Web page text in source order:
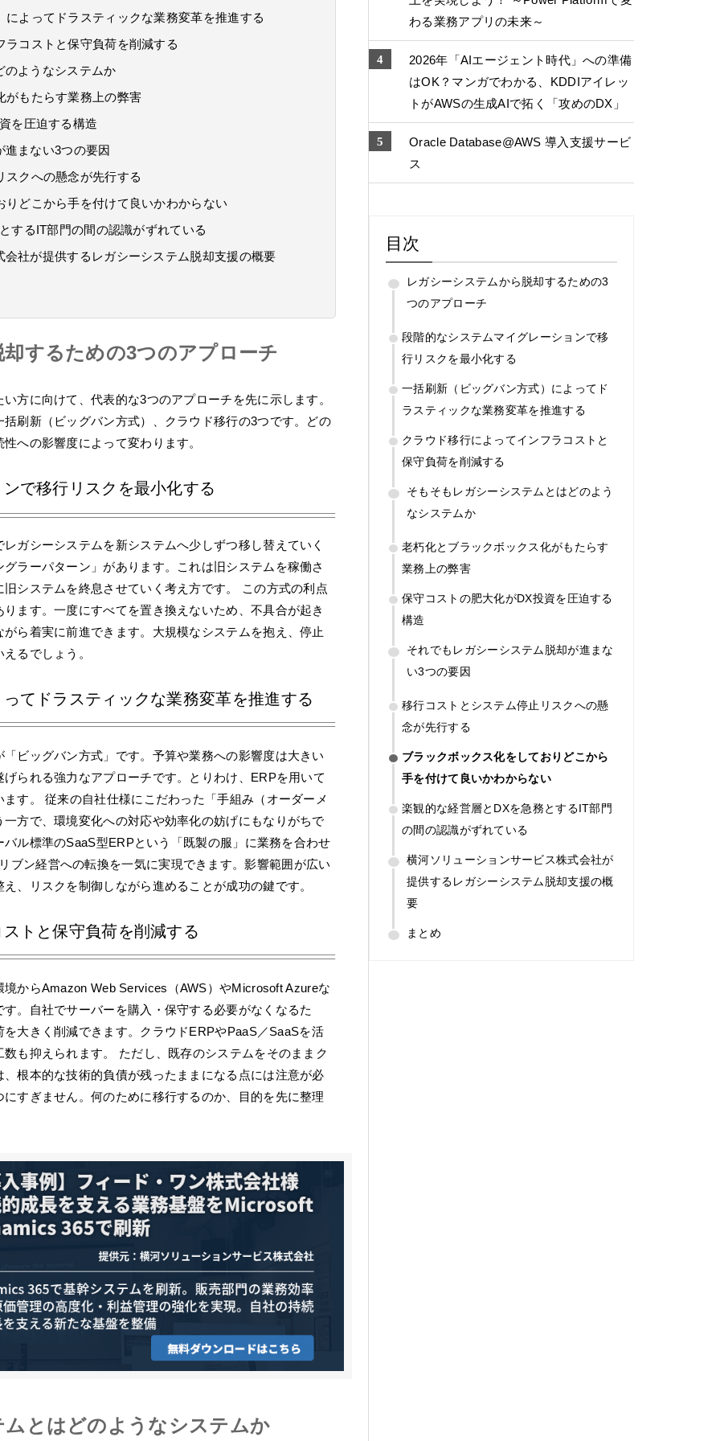
よってドラスティックな業務変革を推進する
コストと保守負荷を削減する
のようなシステムか
がもたらす業務上の弊害
を圧迫する構造
進まない3つの要因
スクへの懸念が先行する
どこから手を付けて良いかわからない
するIT部門の間の認識がずれている
社が提供するレガシーシステム脱却支援の概要
するための3つのアプローチ
方に向けて、代表的な3つのアプローチを先に示します。
刷新（ビッグバン方式）、クラウド移行の3つです。どの
への影響度によって変わります。
で移行リスクを最小化する
ガシーシステムを新システムへ少しずつ移し替えていく
ラーパターン」があります。これは旧システムを稼働さ
システムを終息させていく考え方です。 この方式の利点
ます。一度にすべてを置き換えないため、不具合が起き
ら着実に前進できます。大規模なシステムを抱え、停止
るでしょう。
てドラスティックな業務変革を推進する
ビッグバン方式」です。予算や業務への影響度は大きい
られる強力なアプローチです。とりわけ、ERPを用いて
す。 従来の自社仕様にこだわった「手組み（オーダーメ
方で、環境変化への対応や効率化の妨げにもなりがちで
ル標準のSaaS型ERPという「既製の服」に業務を合わせ
ブン経営への転換を一気に実現できます。影響範囲が広い
、リスクを制御しながら進めることが成功の鍵です。
トと保守負荷を削減する
からAmazon Web Services（AWS）やMicrosoft Azureな
。自社でサーバーを購入・保守する必要がなくなるた
大きく削減できます。クラウドERPやPaaS／SaaSを活
も抑えられます。 ただし、既存のシステムをそのままク
根本的な技術的負債が残ったままになる点には注意が必
すぎません。何のために移行するのか、目的を先に整理
とはどのようなシステムか
わる業務アプリの未来～
2026年「AIエージェント時代」への準備
はOK？マンガでわかる、KDDIアイレッ
トがAWSの生成AIで拓く「攻めのDX」
Oracle Database@AWS 導入支援サービ
ス
目次
レガシーシステムから脱却するための3
つのアプローチ
段階的なシステムマイグレーションで移
行リスクを最小化する
一括刷新（ビッグバン方式）によってド
ラスティックな業務変革を推進する
クラウド移行によってインフラコストと
保守負荷を削減する
そもそもレガシーシステムとはどのよう
なシステムか
老朽化とブラックボックス化がもたらす
業務上の弊害
保守コストの肥大化がDX投資を圧迫する
構造
それでもレガシーシステム脱却が進まな
い3つの要因
移行コストとシステム停止リスクへの懸
念が先行する
ブラックボックス化をしておりどこから
手を付けて良いかわからない
楽観的な経営層とDXを急務とするIT部門
の間の認識がずれている
横河ソリューションサービス株式会社が
提供するレガシーシステム脱却支援の概
要
まとめ